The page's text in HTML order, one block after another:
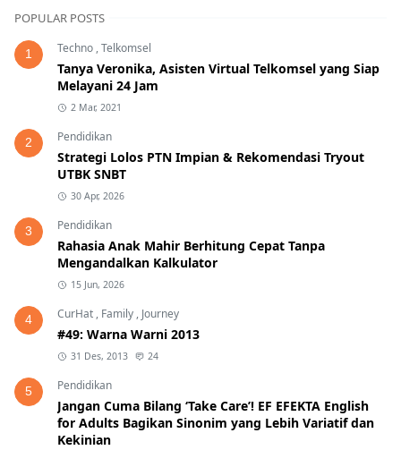
POPULAR POSTS
1 Techno ,Telkomsel
Tanya Veronika, Asisten Virtual Telkomsel yang Siap
Melayani 24 Jam
2 Mar, 2021
2 Pendidikan
Strategi Lolos PTN Impian & Rekomendasi Tryout
UTBK SNBT
30 Apr, 2026
3 Pendidikan
Rahasia Anak Mahir Berhitung Cepat Tanpa
Mengandalkan Kalkulator
15 Jun, 2026
4 CurHat , Family , Journey
#49: Warna Warni 2013
31 Des, 2013 24
5 Pendidikan
Jangan Cuma Bilang ‘Take Care’! EF EFEKTA English
for Adults Bagikan Sinonim yang Lebih Variatif dan
Kekinian